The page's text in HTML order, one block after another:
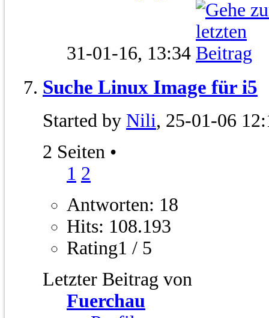
31-01-16, 13:34
Suche Linux Image für i5
Started by Nili, 25-01-06
2 Seiten •
1 2
Antworten: 18
Hits: 108.193
Rating1 / 5
Letzter Beitrag von
Fuerchau